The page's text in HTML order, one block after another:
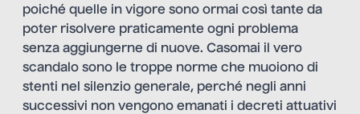
poiché quelle in vigore sono ormai così tante da
poter risolvere praticamente ogni problema
senza aggiungerne di nuove. Casomai il vero
scandalo sono le troppe norme che muoiono di
stenti nel silenzio generale, perché negli anni
successivi non vengono emanati i decreti attuativi